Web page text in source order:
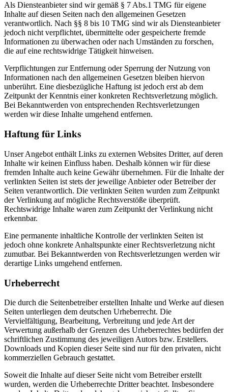
Als Diensteanbieter sind wir gemäß § 7 Abs.1 TMG für eigene
Inhalte auf diesen Seiten nach den allgemeinen Gesetzen
verantwortlich. Nach §§ 8 bis 10 TMG sind wir als Diensteanbieter
jedoch nicht verpflichtet, übermittelte oder gespeicherte fremde
Informationen zu überwachen oder nach Umständen zu forschen,
die auf eine rechtswidrige Tätigkeit hinweisen.
Verpflichtungen zur Entfernung oder Sperrung der Nutzung von
Informationen nach den allgemeinen Gesetzen bleiben hiervon
unberührt. Eine diesbezügliche Haftung ist jedoch erst ab dem
Zeitpunkt der Kenntnis einer konkreten Rechtsverletzung möglich.
Bei Bekanntwerden von entsprechenden Rechtsverletzungen
werden wir diese Inhalte umgehend entfernen.
Haftung für Links
Unser Angebot enthält Links zu externen Websites Dritter, auf deren
Inhalte wir keinen Einfluss haben. Deshalb können wir für diese
fremden Inhalte auch keine Gewähr übernehmen. Für die Inhalte der
verlinkten Seiten ist stets der jeweilige Anbieter oder Betreiber der
Seiten verantwortlich. Die verlinkten Seiten wurden zum Zeitpunkt
der Verlinkung auf mögliche Rechtsverstöße überprüft.
Rechtswidrige Inhalte waren zum Zeitpunkt der Verlinkung nicht
erkennbar.
Eine permanente inhaltliche Kontrolle der verlinkten Seiten ist
jedoch ohne konkrete Anhaltspunkte einer Rechtsverletzung nicht
zumutbar. Bei Bekanntwerden von Rechtsverletzungen werden wir
derartige Links umgehend entfernen.
Urheberrecht
Die durch die Seitenbetreiber erstellten Inhalte und Werke auf diesen
Seiten unterliegen dem deutschen Urheberrecht. Die
Vervielfältigung, Bearbeitung, Verbreitung und jede Art der
Verwertung außerhalb der Grenzen des Urheberrechtes bedürfen der
schriftlichen Zustimmung des jeweiligen Autors bzw. Erstellers.
Downloads und Kopien dieser Seite sind nur für den privaten, nicht
kommerziellen Gebrauch gestattet.
Soweit die Inhalte auf dieser Seite nicht vom Betreiber erstellt
wurden, werden die Urheberrechte Dritter beachtet. Insbesondere